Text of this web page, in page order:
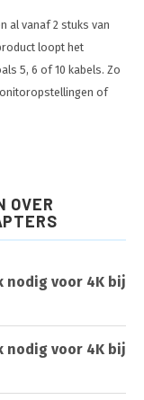
al vanaf 2 stuks van
loopt het
5, 6 of 10 kabels. Zo
of
OVER
nodig voor 4K bij
nodig voor 4K bij